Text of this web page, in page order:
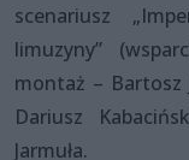
scenariusz
limuzyny”
montaż – Bartosz
Dariusz
Jarmuła.